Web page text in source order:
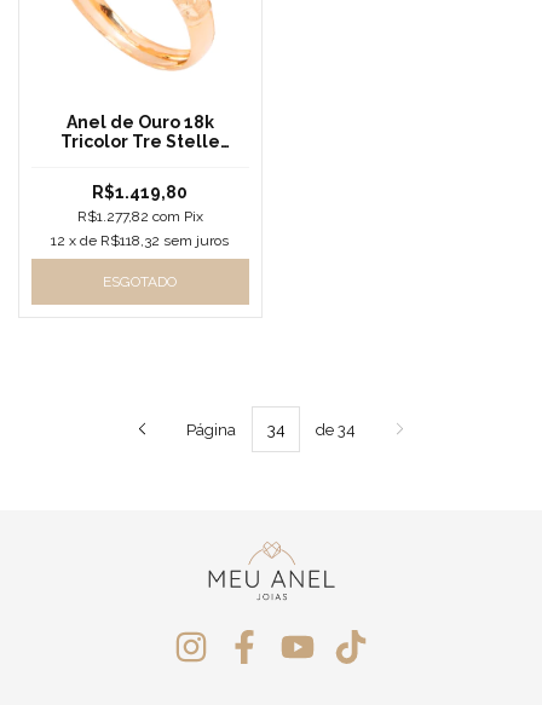
Anel de Ouro 18k
Tricolor Tre Stelle
R$1.419,80
R$1.277,82 com Pix
12 x de R$118,32 sem juros
ESGOTADO
Página de 34